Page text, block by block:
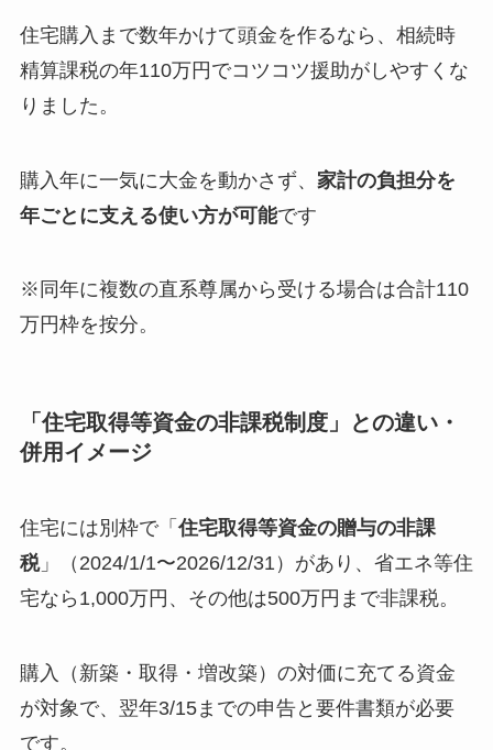
住宅購入まで数年かけて頭金を作るなら、相続時
精算課税の年110万円でコツコツ援助がしやすくな
りました。
購入年に一気に大金を動かさず、 家計の負担分を
年ごとに支える使い方が可能です
※同年に複数の直系尊属から受ける場合は合計110
万円枠を按分。
「住宅取得等資金の非課税制度」との違い・
併用イメージ
住宅には別枠で「 住宅取得等資金の贈与の非課
税」（2024/1/1〜2026/12/31）があり、省エネ等住
宅なら1,000万円、その他は500万円まで非課税。
購入（新築・取得・増改築）の対価に充てる資金
が対象で、翌年3/15までの申告と要件書類が必要
です。